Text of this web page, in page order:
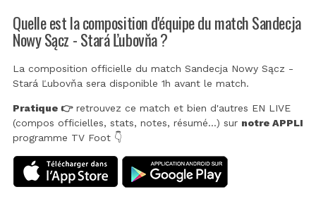
Quelle est la composition d'équipe du match Sandecja
Nowy Sącz - Stará Ľubovňa ?
La composition officielle du match Sandecja Nowy Sącz -
Stará Ľubovňa sera disponible 1h avant le match.
Pratique 👉retrouvez ce match et bien d'autres EN LIVE
(compos officielles, stats, notes, résumé...) sur notre APPLI
programme TV Foot 👇